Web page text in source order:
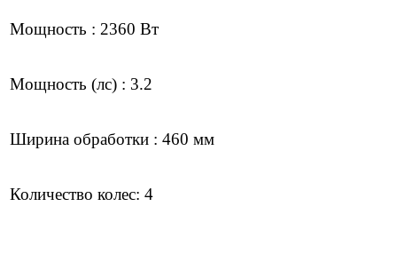
Мощность : 2360 Вт
Мощность (лс) : 3.2
Ширина обработки : 460 мм
Количество колес: 4